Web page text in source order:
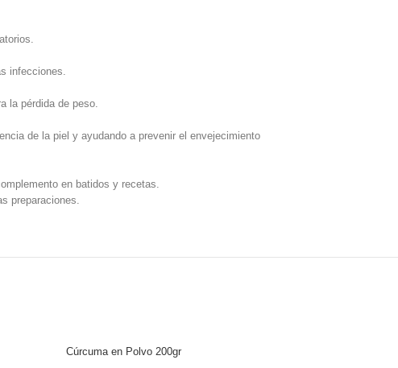
infecciones.
la pérdida de peso.
de la piel y ayudando a prevenir el envejecimiento
en batidos y recetas.
preparaciones.
Cúrcuma en Polvo 200gr